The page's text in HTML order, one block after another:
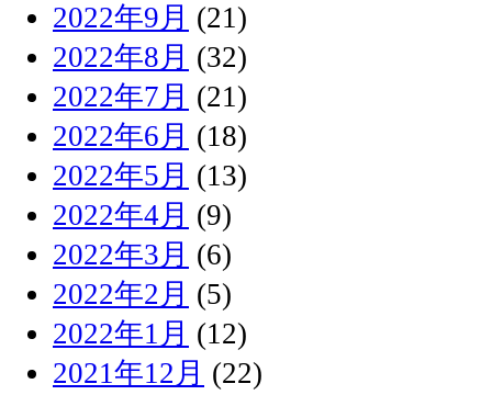
2022年9月 (21)
2022年8月 (32)
2022年7月 (21)
2022年6月 (18)
2022年5月 (13)
2022年4月 (9)
2022年3月 (6)
2022年2月 (5)
2022年1月 (12)
2021年12月 (22)